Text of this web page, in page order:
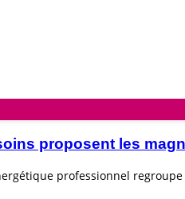
proposent les
professionnel